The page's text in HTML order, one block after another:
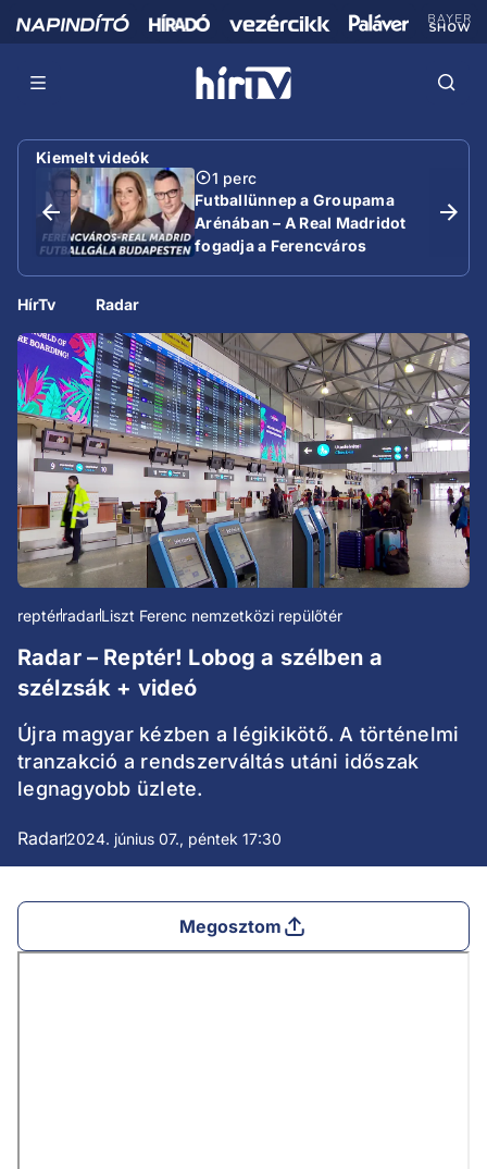
Kiemelt videók
1 perc
Futballünnep a Groupama
Arénában – A Real Madridot
fogadja a Ferencváros
HírTv Radar
reptérradarLiszt Ferenc nemzetközi repülőtér
Radar – Reptér! Lobog a szélben a
szélzsák + videó
Újra magyar kézben a légikikötő. A történelmi
tranzakció a rendszerváltás utáni időszak
legnagyobb üzlete.
Radar2024. június 07., péntek 17:30
Megosztom